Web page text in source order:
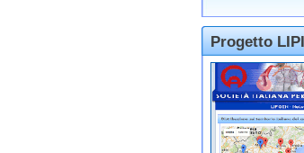
Progetto